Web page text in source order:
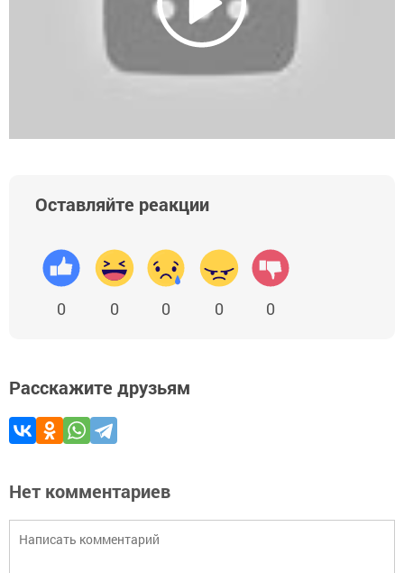
Оставляйте реакции
0 0 0 0 0
Расскажите друзьям
Нет комментариев